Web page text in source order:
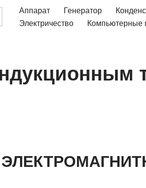
Аппарат Генератор
Электричество
Компьютерные